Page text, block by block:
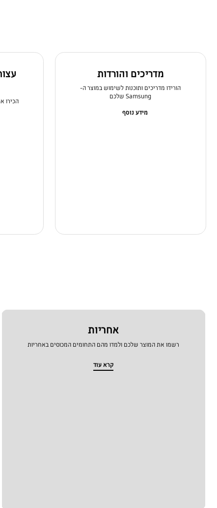
מדריכים והורדות
הורידו מדריכים ותוכנות לשימוש במוצר ה-
Samsung שלכם
מידע נוסף
הכירו
אחריות
רשמו את המוצר שלכם ולמדו מהם התחומים המכוסים באחריות
קרא עוד